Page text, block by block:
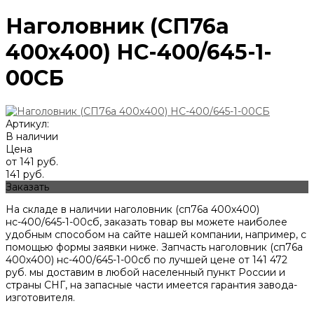
Наголовник (СП76а
400х400) НС-400/645-1-
00СБ
Артикул:
В наличии
Цена
от 141 руб.
141 руб.
Заказать
На складе в наличии наголовник (сп76а 400х400)
нс-400/645-1-00сб, заказать товар вы можете наиболее
удобным способом на сайте нашей компании, например, с
помощью формы заявки ниже. Запчасть наголовник (сп76а
400х400) нс-400/645-1-00сб по лучшей цене от 141 472
руб. мы доставим в любой населенный пункт России и
страны СНГ, на запасные части имеется гарантия завода-
изготовителя.